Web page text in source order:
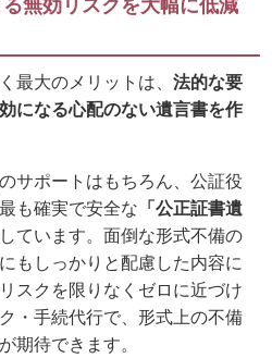
最大のメリットは、法的な要
になる心配のない遺言書を作
サポートはもちろん、公証役
も確実で安全な 「公正証書遺
ています。面倒な形式不備の
もしっかりと配慮した内容に
スクを限りなくゼロに近づけ
・手続代行で、形式上の不備
期待できます。